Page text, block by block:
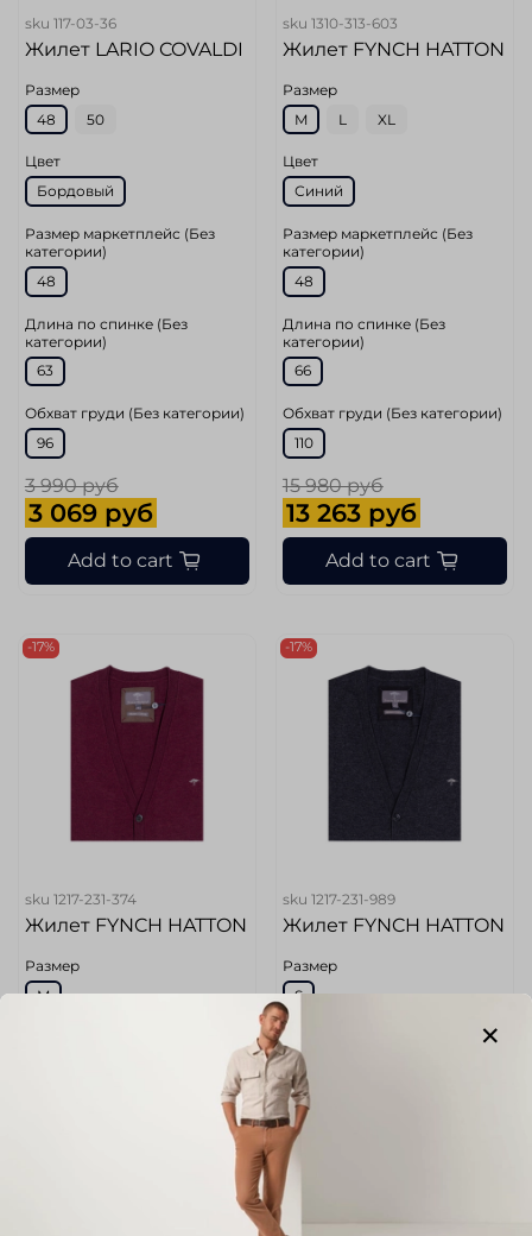
sku 117-03-36
Жилет LARIO COVALDI
Размер
48
50
Цвет
Бордовый
Размер маркетплейс (Без
категории)
48
Длина по спинке (Без
категории)
63
Обхват груди (Без категории)
96
3 990 руб
3 069 руб
Add to cart
sku 1310-313-603
Жилет FYNCH HATTON
Размер
M
L XL
Цвет
Синий
Размер маркетплейс (Без
категории)
48
Длина по спинке (Без
категории)
66
Обхват груди (Без категории)
110
15 980 руб
13 263 руб
Add to cart
-17%
sku 1217-231-374
Жилет FYNCH HATTON
Размер
M
-17%
sku 1217-231-989
Жилет FYNCH HATTON
Размер
S
Цвет
Темно-Серый
Размер маркетплейс (Без
категории)
Длина по спинке (Без